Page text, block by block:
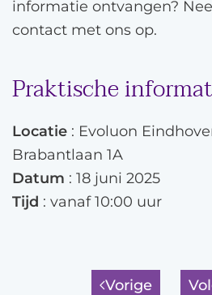
informatie ontvangen?
contact met ons op.
Praktische
Locatie : Evoluon
Brabantlaan 1A
Datum : 18 juni 2025
Tijd : vanaf 10:00 uur
Vorige